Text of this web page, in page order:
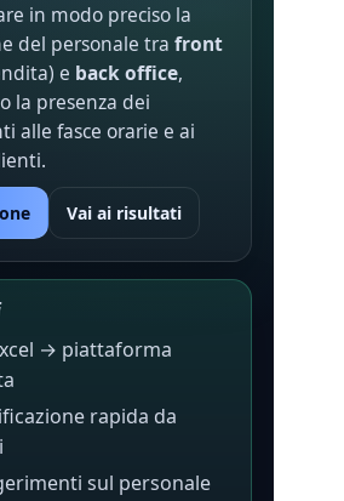
in modo preciso la
del personale tra front
e back office,
la presenza dei
alle fasce orarie e ai
Vai ai risultati
→ piattaforma
rapida da
sul personale